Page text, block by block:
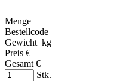
Menge
Bestellcode
Gewicht kg
Preis €
Gesamt €
Stk.